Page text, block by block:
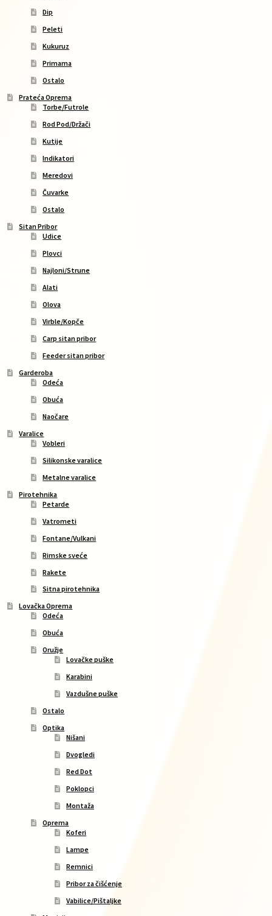
Dip
Peleti
Kukuruz
Primama
Ostalo
Prateća Oprema
Torbe/Futrole
Rod Pod/Držači
Kutije
Indikatori
Meredovi
Čuvarke
Ostalo
Sitan Pribor
Udice
Plovci
Najloni/Strune
Alati
Olova
Virble/Kopče
Carp sitan pribor
Feeder sitan pribor
Garderoba
Odeća
Obuća
Naočare
Varalice
Vobleri
Silikonske varalice
Metalne varalice
Pirotehnika
Petarde
Vatrometi
Fontane/Vulkani
Rimske sveće
Rakete
Sitna pirotehnika
Lovačka Oprema
Odeća
Obuća
Oružje
Lovačke puške
Karabini
Vazdušne puške
Ostalo
Optika
Nišani
Dvogledi
Red Dot
Poklopci
Montaža
Oprema
Koferi
Lampe
Remnici
Pribor za čišćenje
Vabilice/Pištaljke